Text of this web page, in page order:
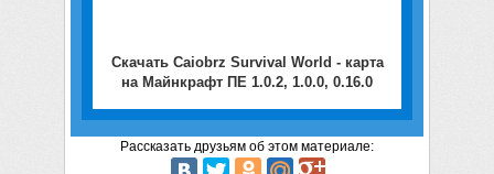
Скачать Caiobrz Survival World - карта
на Майнкрафт ПЕ 1.0.2, 1.0.0, 0.16.0
Рассказать друзьям об этом материале: